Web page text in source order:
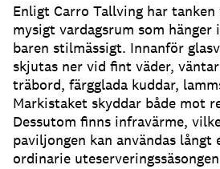
Enligt Carro Tallving har
mysigt vardagsrum som hänger
baren stilmässigt. Innanför
skjutas ner vid fint väder,
träbord, färgglada kuddar,
Markistaket skyddar både mot
Dessutom finns infravärme,
paviljongen kan användas långt
ordinarie